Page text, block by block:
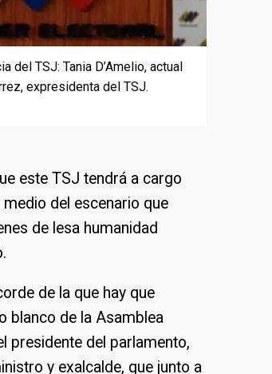
del TSJ: Tania D’Amelio, actual
expresidenta del TSJ.
del TSJ: Tania D’Amelio, actual
expresidenta del TSJ.
de mayoría oficialista, prorrogó
/ AFP.
este TSJ tendrá a cargo
del escenario que
de lesa humanidad
de la que hay que
blanco de la Asamblea
presidente del parlamento,
y exalcalde, que junto a